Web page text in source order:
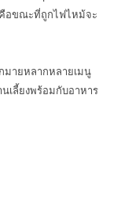
อขณะที่ถูกไฟไหม้จะ
มายหลากหลายเมนู
เลี้ยงพร้อมกับอาหาร